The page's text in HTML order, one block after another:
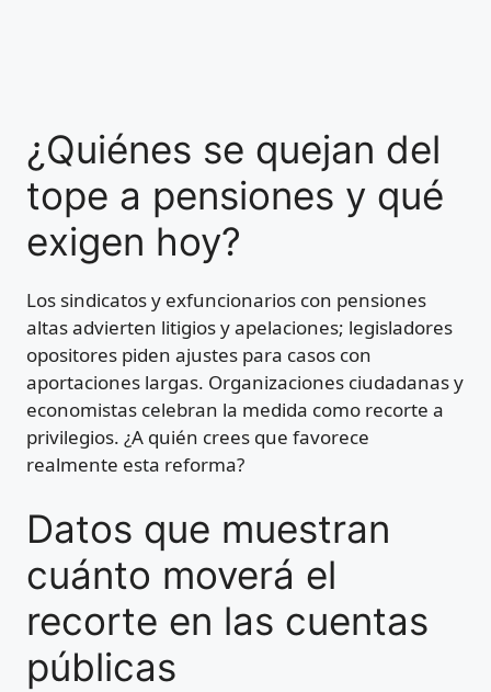
¿Quiénes se quejan del
tope a pensiones y qué
exigen hoy?
Los sindicatos y exfuncionarios con pensiones
altas advierten litigios y apelaciones; legisladores
opositores piden ajustes para casos con
aportaciones largas. Organizaciones ciudadanas y
economistas celebran la medida como recorte a
privilegios. ¿A quién crees que favorece
realmente esta reforma?
Datos que muestran
cuánto moverá el
recorte en las cuentas
públicas